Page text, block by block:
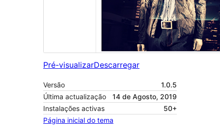
Pré-visualizarDescarregar
Versão
1.0.5
Última actualização
14 de Agosto, 2019
Instalações activas
50+
Página inicial do tema